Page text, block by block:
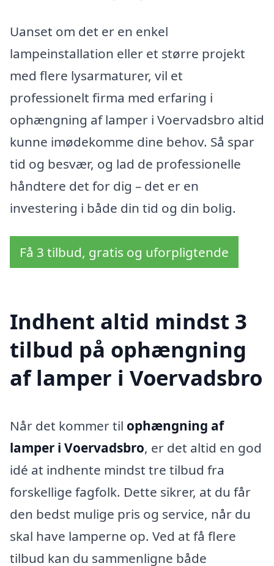
Uanset om det er en enkel
lampeinstallation eller et større projekt
med flere lysarmaturer, vil et
professionelt firma med erfaring i
ophængning af lamper i Voervadsbro altid
kunne imødekomme dine behov. Så spar
tid og besvær, og lad de professionelle
håndtere det for dig – det er en
investering i både din tid og din bolig.
Få 3 tilbud, gratis og uforpligtende
Indhent altid mindst 3
tilbud på ophængning
af lamper i Voervadsbro
Når det kommer til ophængning af
lamper i Voervadsbro, er det altid en god
idé at indhente mindst tre tilbud fra
forskellige fagfolk. Dette sikrer, at du får
den bedst mulige pris og service, når du
skal have lamperne op. Ved at få flere
tilbud kan du sammenligne både